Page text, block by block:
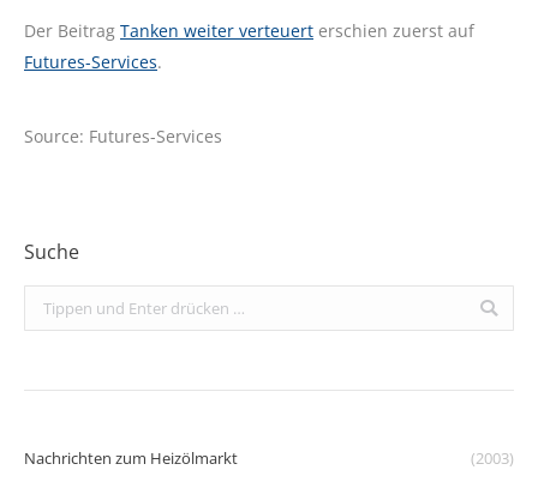
Der Beitrag Tanken weiter verteuert erschien zuerst auf
Futures-Services.
Source: Futures-Services
Suche
Search:
Nachrichten zum Heizölmarkt
(2003)